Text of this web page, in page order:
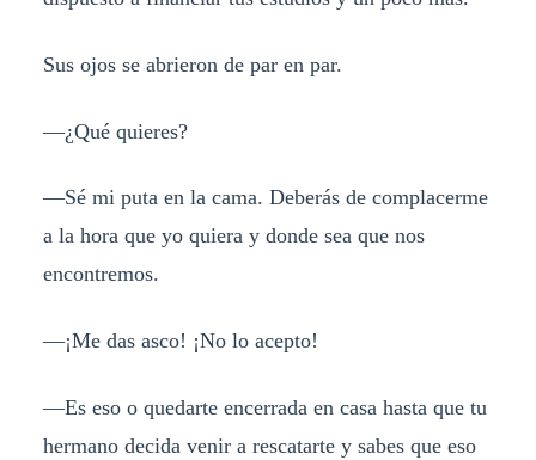
Sus ojos se abrieron de par en par.
—¿Qué quieres?
—Sé mi puta en la cama. Deberás de complacerme
a la hora que yo quiera y donde sea que nos
encontremos.
—¡Me das asco! ¡No lo acepto!
—Es eso o quedarte encerrada en casa hasta que tu
hermano decida venir a rescatarte y sabes que eso